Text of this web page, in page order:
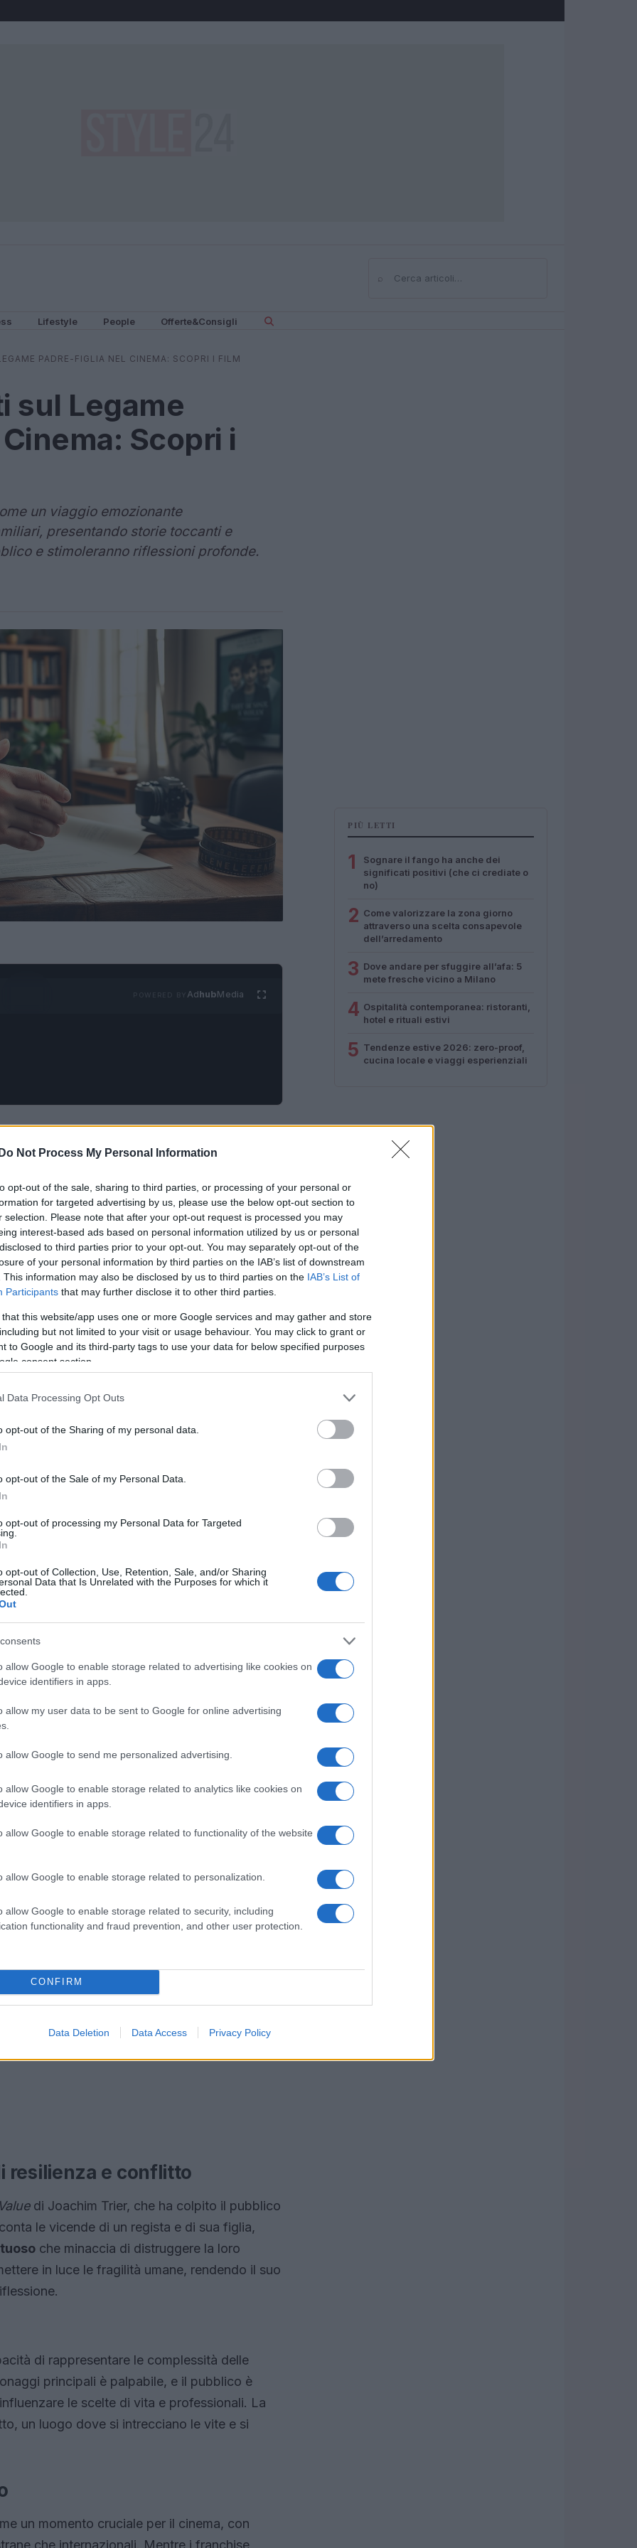
Do Not Process My Personal Information
opt-out of the sale, sharing to third parties, or processing of your personal or
for targeted advertising by us, please use the below opt-out section to
selection. Please note that after your opt-out request is processed you may
interest-based ads based on personal information utilized by us or personal
to third parties prior to your opt-out. You may separately opt-out of the
of your personal information by third parties on the IAB’s list of downstream
This information may also be disclosed by us to third parties on the IAB’s List of
Participants that may further disclose it to other third parties.
that this website/app uses one or more Google services and may gather and store
but not limited to your visit or usage behaviour. You may click to grant or
to Google and its third-party tags to use your data for below specified purposes
consent section.
Data Processing Opt Outs
opt-out of the Sharing of my personal data.
opt-out of the Sale of my Personal Data.
opt-out of processing my Personal Data for Targeted
opt-out of Collection, Use, Retention, Sale, and/or Sharing
Data that Is Unrelated with the Purposes for which it
allow Google to enable storage related to advertising like cookies on
identifiers in apps.
allow my user data to be sent to Google for online advertising
allow Google to send me personalized advertising.
allow Google to enable storage related to analytics like cookies on
identifiers in apps.
allow Google to enable storage related to functionality of the website
allow Google to enable storage related to personalization.
allow Google to enable storage related to security, including
functionality and fraud prevention, and other user protection.
CONFIRM
Data Deletion Data Access Privacy Policy
⌕Cerca
Lifestyle People Offerte&Consigli
PADRE-FIGLIA NEL CINEMA: SCOPRI I FILM
sul Legame
Scopri i
un viaggio emozionante
presentando storie toccanti e
e stimoleranno riflessioni profonde.
AdhubMedia
cinematografico si arricchisce di storie che
dimostrando quanto esso possa ancora
contemporaneo. Dalla
Trier, ci si aspetta un periodo ricco di
per irapporti familiari, e il legame padre-
riscoprono questa dinamica, portando sul
conflitto e riconciliazione. Pellicole come
del Cinema di Venezia, si concentrano
figlia, mostrando come il passato e il presente
che interpreta un uomo di potere alla fine del
sua collaboratrice, diventa il fulcro della
per esplorare i temi della memoria e
resilienza e conflitto
di Joachim Trier, che ha colpito il pubblico
le vicende di un regista e di sua figlia,
che minaccia di distruggere la loro
in luce le fragilità umane, rendendo il suo
di rappresentare le complessità delle
principali è palpabile, e il pubblico è
le scelte di vita e professionali. La
un luogo dove si intrecciano le vite e si
un momento cruciale per il cinema, con
PIÙ LETTI
1
Sognare il fango ha anche dei
significati positivi (che ci crediate o
no)
2 Come valorizzare la zona giorno
attraverso una scelta consapevole
dell’arredamento
3 Dove andare per sfuggire all’afa: 5
mete fresche vicino a Milano
4 Ospitalità contemporanea: ristoranti,
hotel e rituali estivi
5 Tendenze estive 2026: zero-proof,
cucina locale e viaggi esperienziali